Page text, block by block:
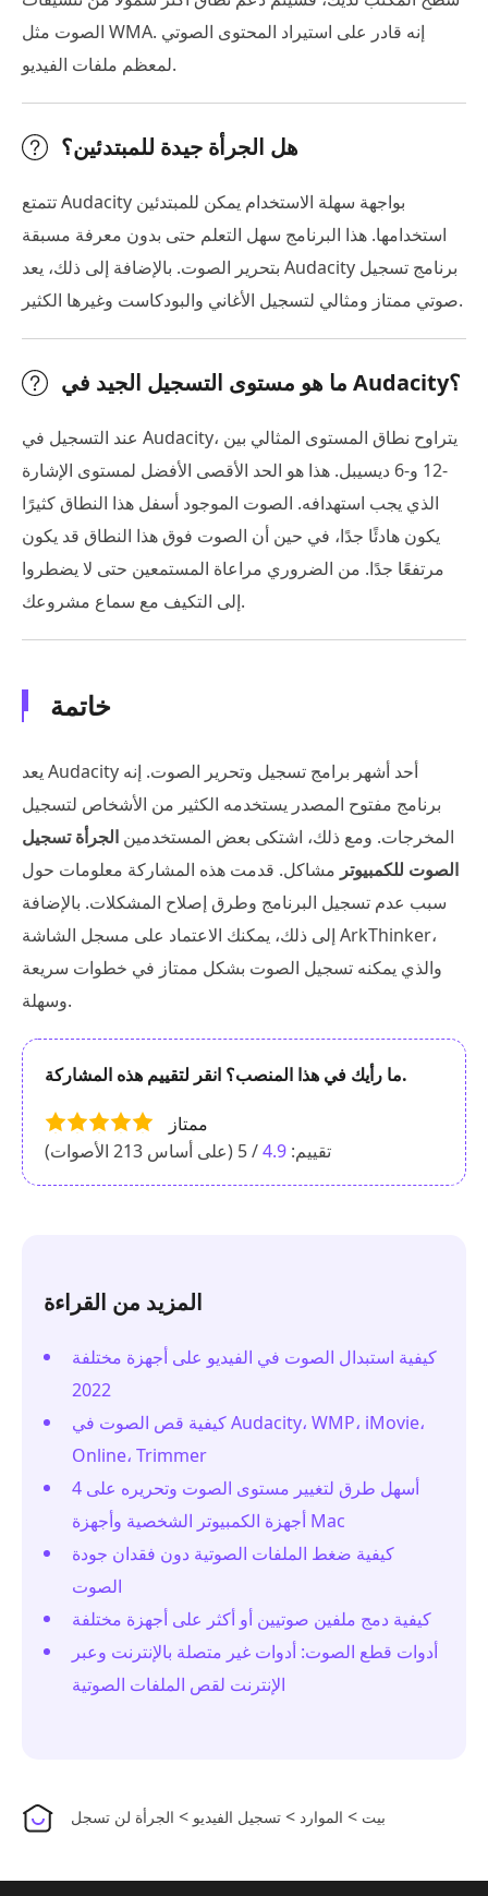
الصوت مثل WMA. إنه قادر على استيراد المحتوى الصوتي
لمعظم ملفات الفيديو.
هل الجرأة جيدة للمبتدئين؟
تتمتع Audacity بواجهة سهلة الاستخدام يمكن للمبتدئين
استخدامها. هذا البرنامج سهل التعلم حتى بدون معرفة مسبقة
بتحرير الصوت. بالإضافة إلى ذلك، يعد Audacity برنامج تسجيل
صوتي ممتاز ومثالي لتسجيل الأغاني والبودكاست وغيرها الكثير.
ما هو مستوى التسجيل الجيد في Audacity؟
عند التسجيل في Audacity، يتراوح نطاق المستوى المثالي بين
-12 و-6 ديسيبل. هذا هو الحد الأقصى الأفضل لمستوى الإشارة
الذي يجب استهدافه. الصوت الموجود أسفل هذا النطاق كثيرًا
يكون هادئًا جدًا، في حين أن الصوت فوق هذا النطاق قد يكون
مرتفعًا جدًا. من الضروري مراعاة المستمعين حتى لا يضطروا
إلى التكيف مع سماع مشروعك.
خاتمة
يعد Audacity أحد أشهر برامج تسجيل وتحرير الصوت. إنه
برنامج مفتوح المصدر يستخدمه الكثير من الأشخاص لتسجيل
المخرجات. ومع ذلك، اشتكى بعض المستخدمين الجرأة تسجيل
الصوت للكمبيوتر مشاكل. قدمت هذه المشاركة معلومات حول
سبب عدم تسجيل البرنامج وطرق إصلاح المشكلات. بالإضافة
إلى ذلك، يمكنك الاعتماد على مسجل الشاشة ArkThinker،
والذي يمكنه تسجيل الصوت بشكل ممتاز في خطوات سريعة
وسهلة.
ما رأيك في هذا المنصب؟ انقر لتقييم هذه المشاركة.
ممتاز
تقييم: 4.9/ 5 (على أساس 213 الأصوات)
المزيد من القراءة
كيفية استبدال الصوت في الفيديو على أجهزة مختلفة
2022
كيفية قص الصوت في Audacity، WMP، iMovie،
Online، Trimmer
4 أسهل طرق لتغيير مستوى الصوت وتحريره على
أجهزة الكمبيوتر الشخصية وأجهزة Mac
كيفية ضغط الملفات الصوتية دون فقدان جودة
الصوت
كيفية دمج ملفين صوتيين أو أكثر على أجهزة مختلفة
أدوات قطع الصوت: أدوات غير متصلة بالإنترنت وعبر
الإنترنت لقص الملفات الصوتية
بيت > الموارد > تسجيل الفيديو > الجرأة لن تسجل